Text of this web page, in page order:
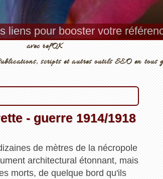
liens pour booster votre
avec refOK
scripts et autres outils SEO en tous
- guerre 1914/1918
de mètres de la nécropole
architectural étonnant, mais
morts, de quelque bord qu'ils